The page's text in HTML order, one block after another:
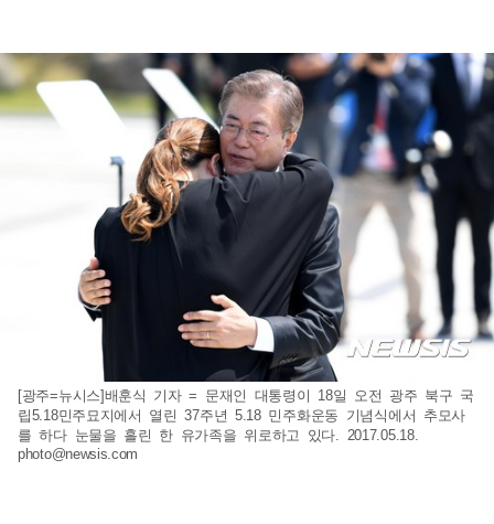
[광주=뉴시스]배훈식 기자 = 문재인 대통령이 18일 오전 광주 북구 국
립5.18민주묘지에서 열린 37주년 5.18 민주화운동 기념식에서 추모사
를 하다 눈물을 흘린 한 유가족을 위로하고 있다. 2017.05.18.
photo@newsis.com